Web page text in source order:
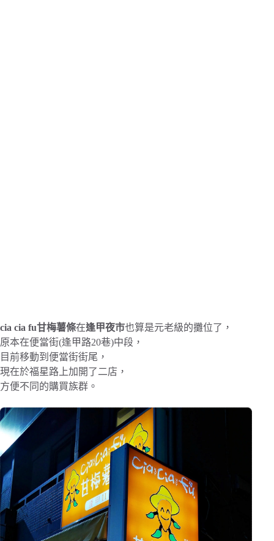
cia cia fu甘梅薯條在逢甲夜市也算是元老級的攤位了，
原本在便當街(逢甲路20巷)中段，
目前移動到便當街街尾，
現在於福星路上加開了二店，
方便不同的購買族群。